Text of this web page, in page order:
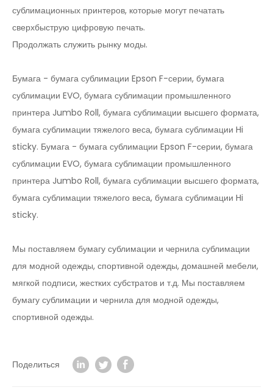
сублимационных принтеров, которые могут печатать
сверхбыструю цифровую печать.
Продолжать служить рынку моды.
Бумага - бумага сублимации Epson F-серии, бумага
сублимации EVO, бумага сублимации промышленного
принтера Jumbo Roll, бумага сублимации высшего формата,
бумага сублимации тяжелого веса, бумага сублимации Hi
sticky. Бумага - бумага сублимации Epson F-серии, бумага
сублимации EVO, бумага сублимации промышленного
принтера Jumbo Roll, бумага сублимации высшего формата,
бумага сублимации тяжелого веса, бумага сублимации Hi
sticky.
Мы поставляем бумагу сублимации и чернила сублимации
для модной одежды, спортивной одежды, домашней мебели,
мягкой подписи, жестких субстратов и т.д. Мы поставляем
бумагу сублимации и чернила для модной одежды,
спортивной одежды.
Поделиться